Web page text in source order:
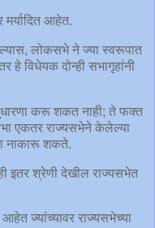
मर्यादित आहेत.
लोकसभे ने ज्या स्वरूपात
हे विधेयक दोन्ही सभागृहांनी
करू शकत नाही; ते फक्त
एकतर राज्यसभेने केलेल्या
नाकारू शकते.
इतर श्रेणी देखील राज्यसभेत
ज्यांच्यावर राज्यसभेच्या